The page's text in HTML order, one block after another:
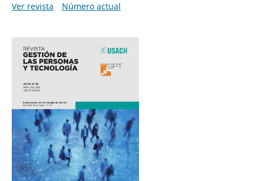
Ver revista
Número actual